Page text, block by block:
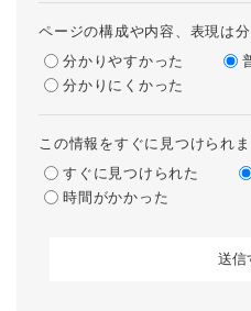
ページの構成や内容、表現は
分かりやすかった
分かりにくかった
この情報をすぐに見つけられ
すぐに見つけられた
時間がかかった